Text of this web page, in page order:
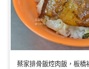
蔡家排骨飯焢肉飯，板